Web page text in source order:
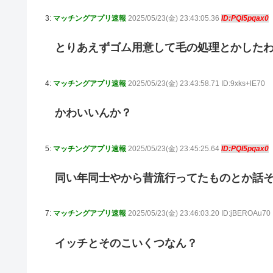
3: マッチングアプリ速報 2025/05/23(金) 23:43:05.36 ID:PQI5pqax0
とりあえずゴム用意して毛の処理とかした
4: マッチングアプリ速報 2025/05/23(金) 23:43:58.71 ID:9xks+lE70
かわいいんか？
5: マッチングアプリ速報 2025/05/23(金) 23:45:25.64 ID:PQI5pqax0
同い年同士やから昔流行ってたものとか話
7: マッチングアプリ速報 2025/05/23(金) 23:46:03.20 ID:jBEROAu70
イッチとそのこいくつなん？